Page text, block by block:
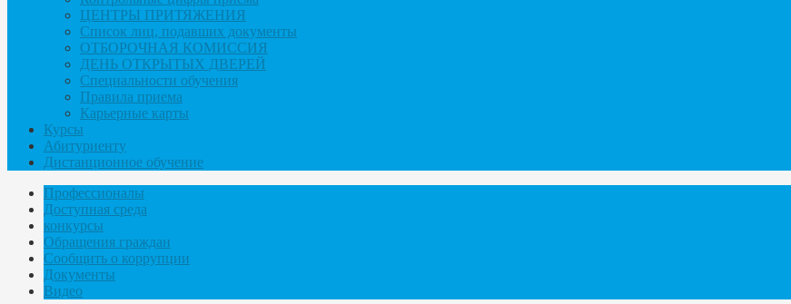
ЦЕНТРЫ ПРИТЯЖЕНИЯ
Список лиц, подавших документы
ОТБОРОЧНАЯ КОМИССИЯ
ДЕНЬ ОТКРЫТЫХ ДВЕРЕЙ
Специальности обучения
Правила приема
Карьерные карты
Курсы
Абитуриенту
Дистанционное обучение
Профессионалы
Доступная среда
конкурсы
Обращения граждан
Сообщить о коррупции
Документы
Видео